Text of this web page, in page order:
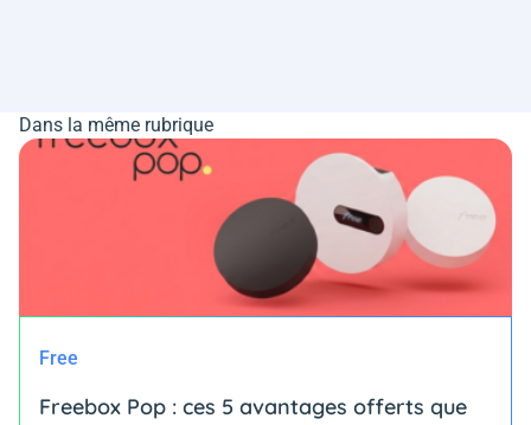
Dans la même rubrique
Free
Freebox Pop : ces 5 avantages offerts que